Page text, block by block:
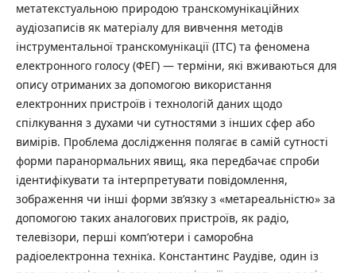
метатекстуальною природою транскомунікаційних
аудіозаписів як матеріалу для вивчення методів
інструментальної транскомунікації (ITC) та феномена
електронного голосу (ФЕГ) — терміни, які вживаються для
опису отриманих за допомогою використання
електронних пристроїв і технологій даних щодо
спілкування з духами чи сутностями з інших сфер або
вимірів. Проблема дослідження полягає в самій сутності
форми паранормальних явищ, яка передбачає спроби
ідентифікувати та інтерпретувати повідомлення,
зображення чи інші форми зв’язку з «метареальністю» за
допомогою таких аналогових пристроїв, як радіо,
телевізори, перші комп’ютери і саморобна
радіоелектронна техніка. Константинс Раудіве, один із